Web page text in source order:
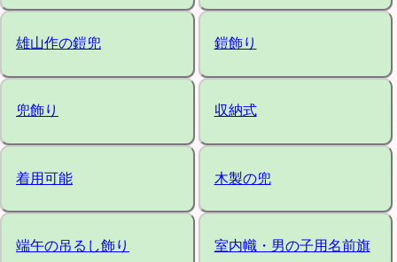
雄山作の鎧兜 鎧飾り
兜飾り 収納式
着用可能 木製の兜
端午の吊るし飾り 室内幟・男の子用名前旗